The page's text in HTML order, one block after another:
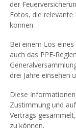
der
Fotos, die
können.
Bei einem Los
auch das PPE-
drei Jahre einsehen
Diese
Zustimmung und
Vertrags
zu können.